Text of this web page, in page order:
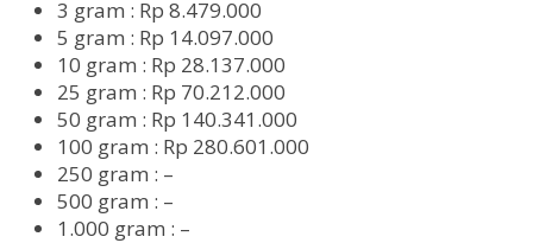
3 gram : Rp 8.479.000
5 gram : Rp 14.097.000
10 gram : Rp 28.137.000
25 gram : Rp 70.212.000
50 gram : Rp 140.341.000
100 gram : Rp 280.601.000
250 gram : –
500 gram : –
1.000 gram : –